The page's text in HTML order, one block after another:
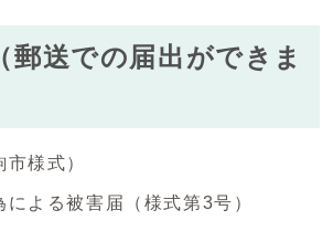
郵送での届出ができま
様式）
による被害届（様式第3号）